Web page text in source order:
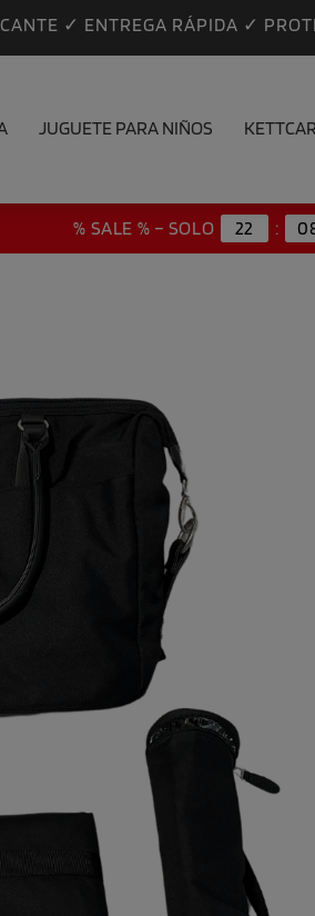
✓ ENTREGA RÁPIDA ✓
JUGUETE PARA NIÑOS KETTCAR
% SALE % – SOLO 22 :